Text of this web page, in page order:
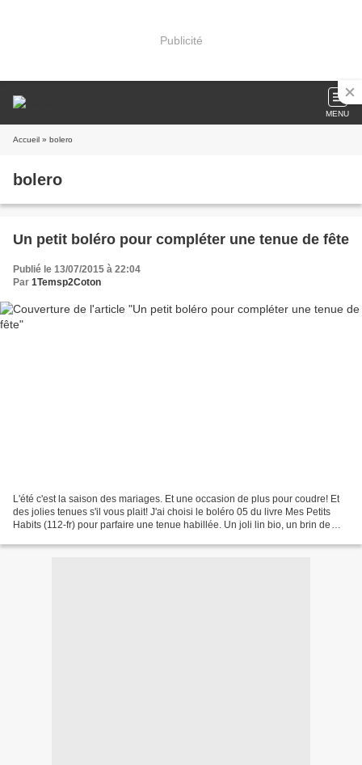
Publicité
MENU
Accueil » bolero
bolero
Un petit boléro pour compléter une tenue de fête
Publié le 13/07/2015 à 22:04
Par 1Temsp2Coton
L'été c'est la saison des mariages. Et une occasion de plus pour coudre! Et
des jolies tenues s'il vous plait! J'ai choisi le boléro 05 du livre Mes Petits
Habits (112-fr) pour parfaire une tenue habillée. Un joli lin bio, un brin de